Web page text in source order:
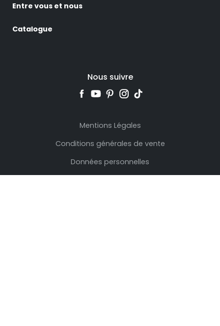
Entre vous et nous
Catalogue
Nous suivre
Mentions Légales
Conditions générales de vente
Données personnelles